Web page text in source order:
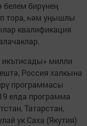
белем бирүнең
тора, һәм уңышлы
квалификация
милли
Россия халкына
программасы
елда программа
Татарстан,
ук Саха (Якутия)